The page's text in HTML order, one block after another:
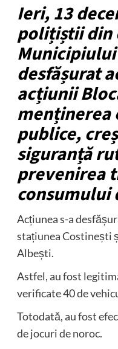
Ieri, 13
polițiștii din
desfășurat
acțiunii
publice,
siguranță
prevenirea
consumului
Acțiunea s-a
stațiunea Costinești
Albești.
Astfel, au fost
verificate 40 de
Totodată, au fost
de jocuri de noroc.